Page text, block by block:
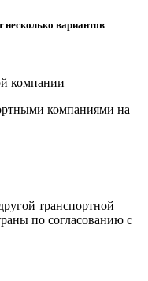
несколько вариантов
компании
компаниями на
транспортной
по согласованию с